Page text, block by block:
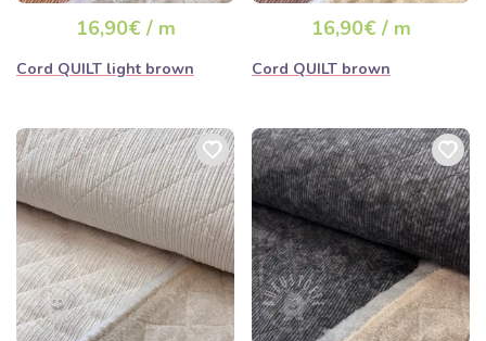
16,90€ / m
Cord QUILT light brown
16,90€ / m
Cord QUILT brown